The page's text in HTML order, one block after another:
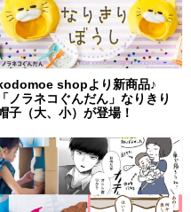
shopより新商品♪
「ノラネコぐんだん」なりきり
子（大、小）が登場！